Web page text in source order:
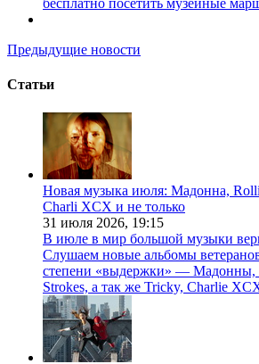
бесплатно посетить музейные
Предыдущие новости
Статьи
Новая музыка июля: Мадонна,
Charli XCX и не только
31 июля 2026, 19:15
В июле в мир большой музыки
Слушаем новые альбомы
степени «выдержки» — Мадонны,
Strokes, а так же Tricky, Charlie